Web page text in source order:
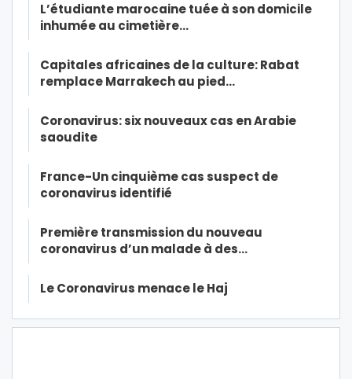
L’étudiante marocaine tuée à son domicile
inhumée au cimetière…
Capitales africaines de la culture: Rabat
remplace Marrakech au pied…
Coronavirus: six nouveaux cas en Arabie
saoudite
France-Un cinquième cas suspect de
coronavirus identifié
Première transmission du nouveau
coronavirus d’un malade à des…
Le Coronavirus menace le Haj